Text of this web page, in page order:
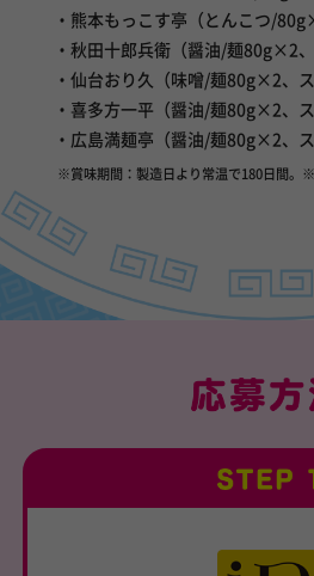
・熊本もっこす亭（とんこつ/
・秋田十郎兵衛（醤油/麺80g×2
・仙台おり久（味噌/麺80g×2、
・喜多方一平（醤油/麺80g×2、
・広島満麺亭（醤油/麺80g×2、
※賞味期間：製造日より常温で180日間。※